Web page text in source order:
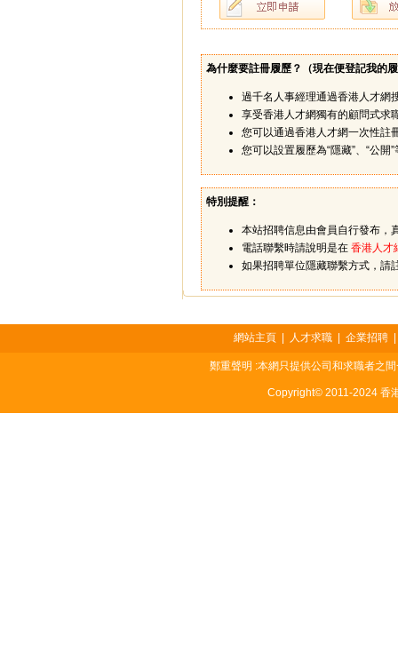
為什麼要註冊履歷？（現在便登記我的
過千名人事經理通過香港人才網
享受香港人才網獨有的顧問式求
您可以通過香港人才網一次性註
您可以設置履歷為“隱藏”、“公
特別提醒：
本站招聘信息由會員自行發布，
電話聯繫時請說明是在 香港人才
如果招聘單位隱藏聯繫方式，請
網站主頁 人才求職 企業招聘
鄭重聲明 :本網只提供公司和求職者之
Copyright© 2011-2024 香